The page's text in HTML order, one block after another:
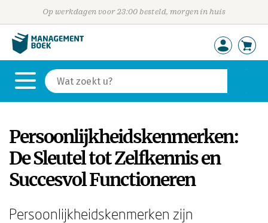
Op werkdagen voor 23:00 besteld, morgen in huis
Persoonlijkheidskenmerken:
De Sleutel tot Zelfkennis en
Succesvol Functioneren
Persoonlijkheidskenmerken zijn